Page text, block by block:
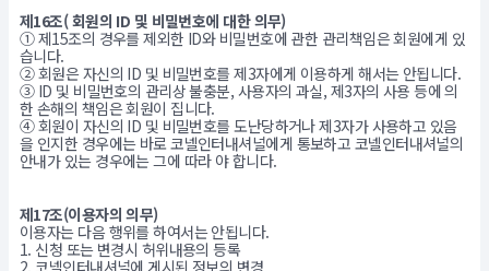
제16조( 회원의 ID 및 비밀번호에 대한 의무)
① 제15조의 경우를 제외한 ID와 비밀번호에 관한 관리책임은 회원에게 있
습니다.
② 회원은 자신의 ID 및 비밀번호를 제3자에게 이용하게 해서는 안됩니다.
③ ID 및 비밀번호의 관리상 불충분, 사용자의 과실, 제3자의 사용 등에 의
한 손해의 책임은 회원이 집니다.
④ 회원이 자신의 ID 및 비밀번호를 도난당하거나 제3자가 사용하고 있음
을 인지한 경우에는 바로 코넬인터내셔널에게 통보하고 코넬인터내셔널의
안내가 있는 경우에는 그에 따라 야 합니다.
제17조(이용자의 의무)
이용자는 다음 행위를 하여서는 안됩니다.
1. 신청 또는 변경시 허위내용의 등록
2. 코넬인터내셔널에 게시된 정보의 변경